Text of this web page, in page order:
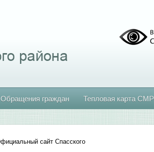
Обращения граждан Тепловая карта СМР